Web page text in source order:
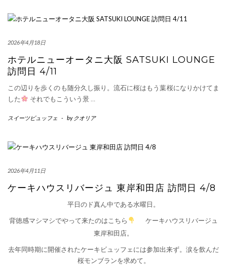
2026年4月18日
ホテルニューオータニ大阪 SATSUKI LOUNGE
訪問日 4/11
この辺りを歩くのも随分久し振り。流石に桜はもう葉桜になりかけてま
した
それでもこういう景 …
スイーツビュッフェ - by クオリア
2026年4月11日
ケーキハウスリバージュ 東岸和田店 訪問日 4/8
平日のド真ん中である水曜日。
背徳感マシマシでやって来たのはこちら
ケーキハウスリバージュ
東岸和田店。
去年同時期に開催されたケーキビュッフェには参加出来ず。涙を飲んだ
桜モンブランを求めて。